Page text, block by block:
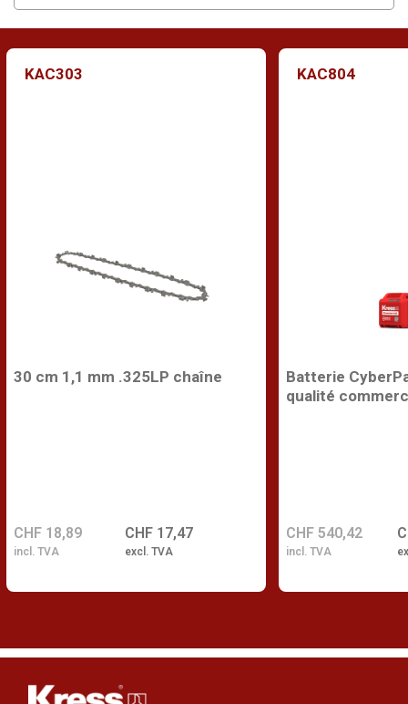
KAC303
30 cm 1,1 mm .325LP chaîne
CHF 17,47
excl. TVA
CHF 18,89
incl. TVA
KAC804
Batterie
qualité
CHF 540,42
incl. TVA